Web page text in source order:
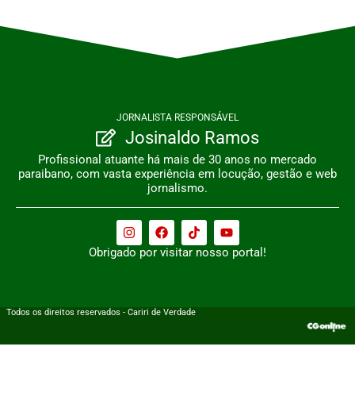
JORNALISTA RESPONSÁVEL
Josinaldo Ramos
Profissional atuante há mais de 30 anos no mercado
paraibano, com vasta experiência em locução, gestão e web
jornalismo.
Obrigado por visitar nosso portal!
Todos os direitos reservados - Cariri de Verdade